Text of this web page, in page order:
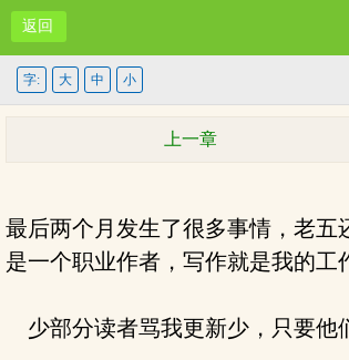
返回
字: 大 中 小
上一章
最后两个月发生了很多事情，老
是一个职业作者，写作就是我的工
少部分读者骂我更新少，只要他